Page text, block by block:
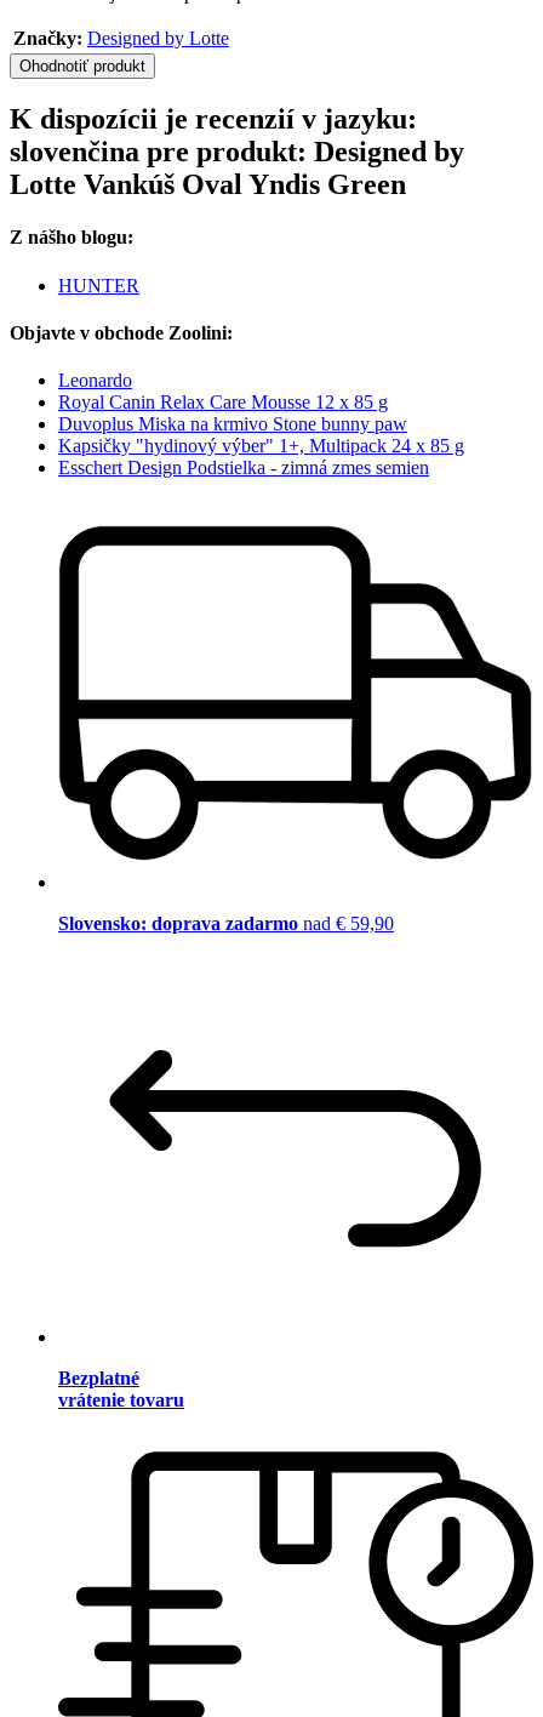
Značky: Designed by Lotte
Ohodnotiť produkt
K dispozícii je recenzií v jazyku:
slovenčina pre produkt: Designed by
Lotte Vankúš Oval Yndis Green
Z nášho blogu:
HUNTER
Objavte v obchode Zoolini:
Leonardo
Royal Canin Relax Care Mousse 12 x 85 g
Duvoplus Miska na krmivo Stone bunny paw
Kapsičky "hydinový výber" 1+, Multipack 24 x 85 g
Esschert Design Podstielka - zimná zmes semien
Slovensko: doprava zadarmo nad € 59,90
Bezplatné
vrátenie tovaru